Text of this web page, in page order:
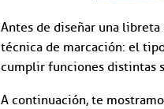
Antes de diseñar una
técnica de marcación: el
cumplir funciones distintas
A continuación, te